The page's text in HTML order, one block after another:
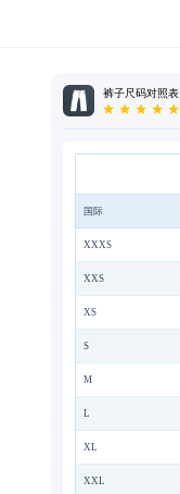
裤子尺码对照表
国际
XXXS
XXS
XS
S
M
L
XL
XXL